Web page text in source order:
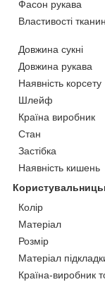
Фасон рукава
Властивості
Довжина сукні
Довжина рукава
Наявність корсету
Шлейф
Країна виробник
Стан
Застібка
Наявність кишень
Колір
Матеріал
Розмір
Матеріал
Країна-виробник